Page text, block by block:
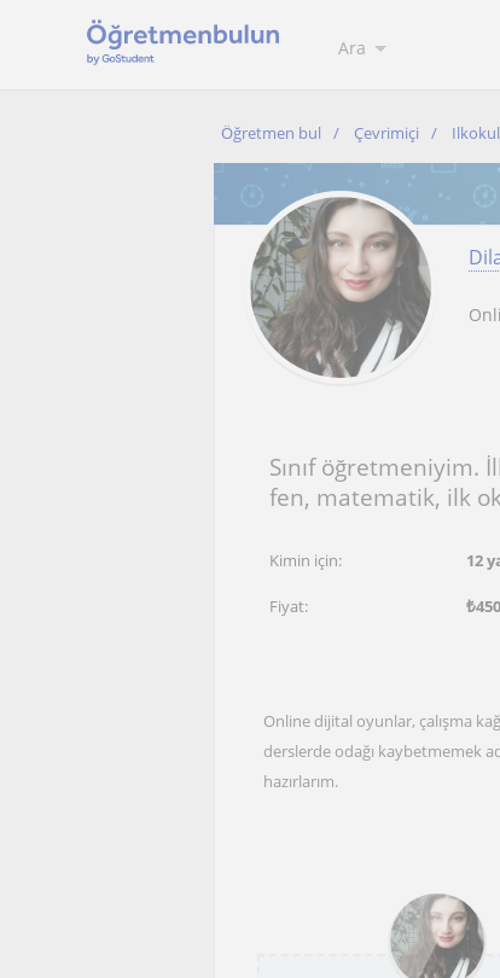
Ara
Öğretmen bul Çevrimiçi Ilkokul
Sınıf öğretmeniyim.
fen, matematik, ilk
Kimin için: 12
Fiyat: ₺450
Online dijital oyunlar, çalışma
derslerde odağı kaybetmemek
hazırlarım.